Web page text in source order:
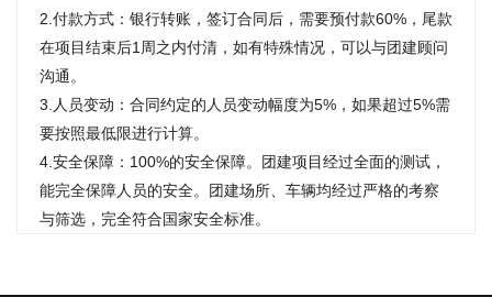
2.付款方式：银行转账，签订合同后，需要预付款60%，尾款
在项目结束后1周之内付清，如有特殊情况，可以与团建顾问
沟通。
3.人员变动：合同约定的人员变动幅度为5%，如果超过5%需
要按照最低限进行计算。
4.安全保障：100%的安全保障。团建项目经过全面的测试，
能完全保障人员的安全。团建场所、车辆均经过严格的考察
与筛选，完全符合国家安全标准。